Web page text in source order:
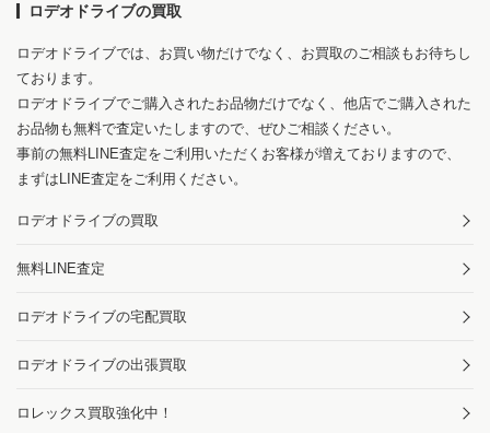
ロデオドライブの買取
ロデオドライブでは、お買い物だけでなく、お買取のご相談もお待ちし
ております。
ロデオドライブでご購入されたお品物だけでなく、他店でご購入された
お品物も無料で査定いたしますので、ぜひご相談ください。
事前の無料LINE査定をご利用いただくお客様が増えておりますので、
まずはLINE査定をご利用ください。
ロデオドライブの買取
無料LINE査定
ロデオドライブの宅配買取
ロデオドライブの出張買取
ロレックス買取強化中！